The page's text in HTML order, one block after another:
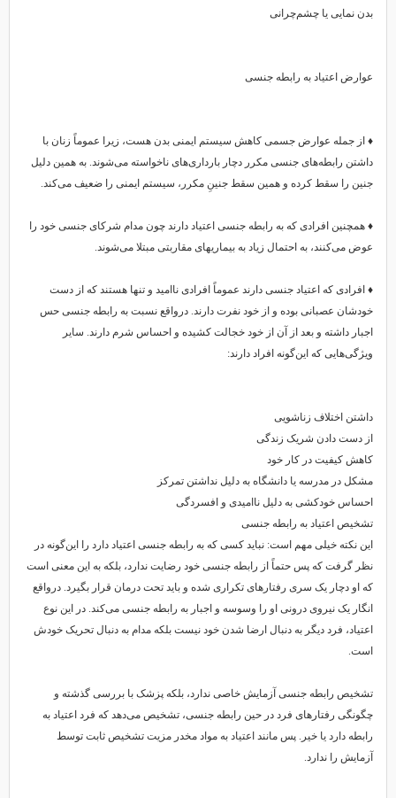
بدن نمایی یا چشم‌چرانی
عوارض اعتیاد به رابطه جنسی
♦ از جمله عوارض جسمی کاهش سیستم ایمنی بدن هست، زیرا عموماً زنان با
داشتن رابطه‌های جنسی مکرر دچار بارداری‌های ناخواسته می‌شوند. به همین دلیل
جنین را سقط کرده و همین سقط جنینِ مکرر، سیستم ایمنی را ضعیف می‌کند.
♦ همچنین افرادی که به رابطه جنسی اعتیاد دارند چون مدام شرکای جنسی خود را
عوض می‌کنند، به احتمال زیاد به بیماریهای مقاربتی مبتلا می‌شوند.
♦ افرادی که اعتیاد جنسی دارند عموماً افرادی ناامید و تنها هستند که از دست
خودشان عصبانی بوده و از خود نفرت دارند. درواقع نسبت به رابطه جنسی حس
اجبار داشته و بعد از آن از خود خجالت کشیده و احساس شرم دارند. سایر
ویژگی‌هایی که این‌گونه افراد دارند:
داشتن اختلاف زناشویی
از دست دادن شریک زندگی
کاهش کیفیت در کار خود
مشکل در مدرسه یا دانشگاه به دلیل نداشتن تمرکز
احساس خودکشی به دلیل ناامیدی و افسردگی
تشخیص اعتیاد به رابطه جنسی
این نکته خیلی مهم است: نباید کسی که به رابطه جنسی اعتیاد دارد را این‌گونه در
نظر گرفت که پس حتماً از رابطه جنسی خود رضایت ندارد، بلکه به این معنی است
که او دچار یک سری رفتارهای تکراری شده و باید تحت درمان قرار بگیرد. درواقع
انگار یک نیروی درونی او را وسوسه و اجبار به رابطه جنسی می‌کند. در این نوع
اعتیاد، فرد دیگر به دنبال ارضا شدن خود نیست بلکه مدام به دنبال تحریک خودش
است.
تشخیص رابطه جنسی آزمایش خاصی ندارد، بلکه پزشک با بررسی گذشته و
چگونگی رفتارهای فرد در حین رابطه جنسی، تشخیص می‌دهد که فرد اعتیاد به
رابطه دارد یا خیر. پس مانند اعتیاد به مواد مخدر مزیت تشخیص ثابت توسط
آزمایش را ندارد.